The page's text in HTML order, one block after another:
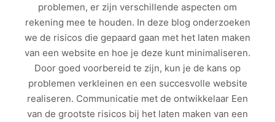
problemen, er zijn verschillende aspecten om
rekening mee te houden. In deze blog onderzoeken
we de risicos die gepaard gaan met het laten maken
van een website en hoe je deze kunt minimaliseren.
Door goed voorbereid te zijn, kun je de kans op
problemen verkleinen en een succesvolle website
realiseren. Communicatie met de ontwikkelaar Een
van de grootste risicos bij het laten maken van een